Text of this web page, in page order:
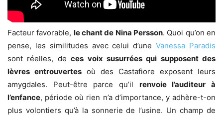
Facteur favorable, le chant de Nina Persson. Quoi qu’on en
pense, les similitudes avec celui d’uneVanessa Paradis
sont réelles, deces voix susurrées qui supposent des
lèvres entrouvertes où des Castafiore exposent leurs
amygdales. Peut-être parce qu’il renvoie l’auditeur à
l’enfance, période où rien n’a d’importance, y adhère-t-on
plus volontiers qu’à la sonnerie de l’usine. Un champ de